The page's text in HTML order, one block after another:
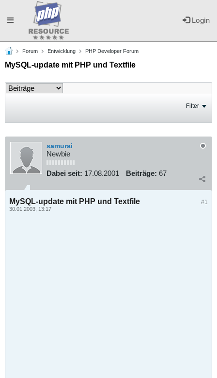
Login
Toggle
navigation
Forum Entwicklung PHP Developer Forum
MySQL-update mit PHP und Textfile
Filter
samurai
Newbie
Dabei seit: 17.08.2001 Beiträge: 67
#1
MySQL-update mit PHP und Textfile
30.01.2003, 13:17